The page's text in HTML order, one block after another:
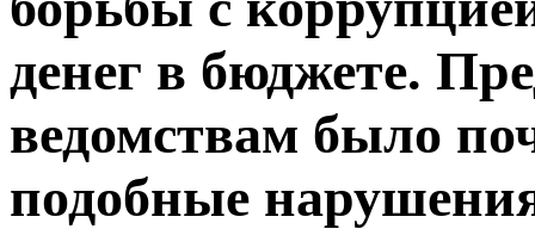
денег в бюджете.
ведомствам было
подобные